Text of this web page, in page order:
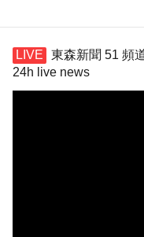
東森新聞 51 頻
24h live news